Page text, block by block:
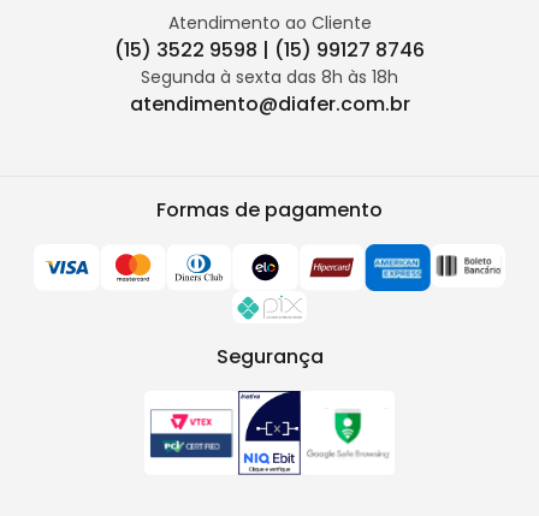
Atendimento ao Cliente
(15) 3522 9598 | (15) 99127 8746
Segunda à sexta das 8h às 18h
atendimento@diafer.com.br
Formas de pagamento
Segurança